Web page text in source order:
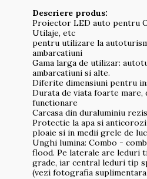
Descriere produs:
Proiector LED auto pentru
Utilaje, etc
pentru utilizare la
ambarcatiuni
Gama larga de utilizar:
ambarcatiuni si alte.
Diferite dimensiuni pentru
Durata de viata foarte mare,
functionare
Carcasa din duraluminiu
Protectie la apa si
ploaie si in medii grele de
Unghi lumina: Combo -
flood. Pe laterale are leduri
grade, iar central leduri tip
(vezi fotografia